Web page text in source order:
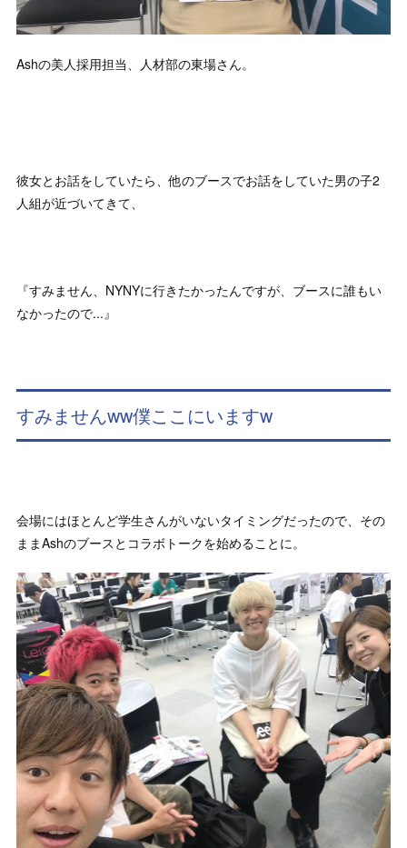
Ashの美人採用担当、人材部の東場さん。
彼女とお話をしていたら、他のブースでお話をしていた男の子2
人組が近づいてきて、
『すみません、NYNYに行きたかったんですが、ブースに誰もい
なかったので...』
すみませんww僕ここにいますw
会場にはほとんど学生さんがいないタイミングだったので、その
ままAshのブースとコラボトークを始めることに。